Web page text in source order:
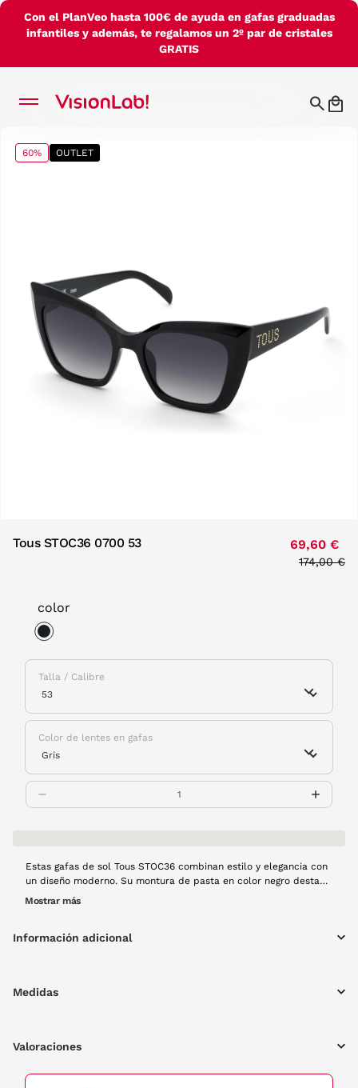
Con el PlanVeo hasta 100€ de ayuda en gafas graduadas
infantiles y además, te regalamos un 2º par de cristales
GRATIS
60% OUTLET
Tous STOC36 0700 53 69,60 €
Price
174,00 €
color
Talla / Calibre
Color de lentes en gafas
Estas gafas de sol Tous STOC36 combinan estilo y elegancia con
un diseño moderno. Su montura de pasta en color negro destaca
por sofisticada forma de mariposa, ideal para realzar cualquier
Mostrar más
Información adicional
Medidas
Valoraciones